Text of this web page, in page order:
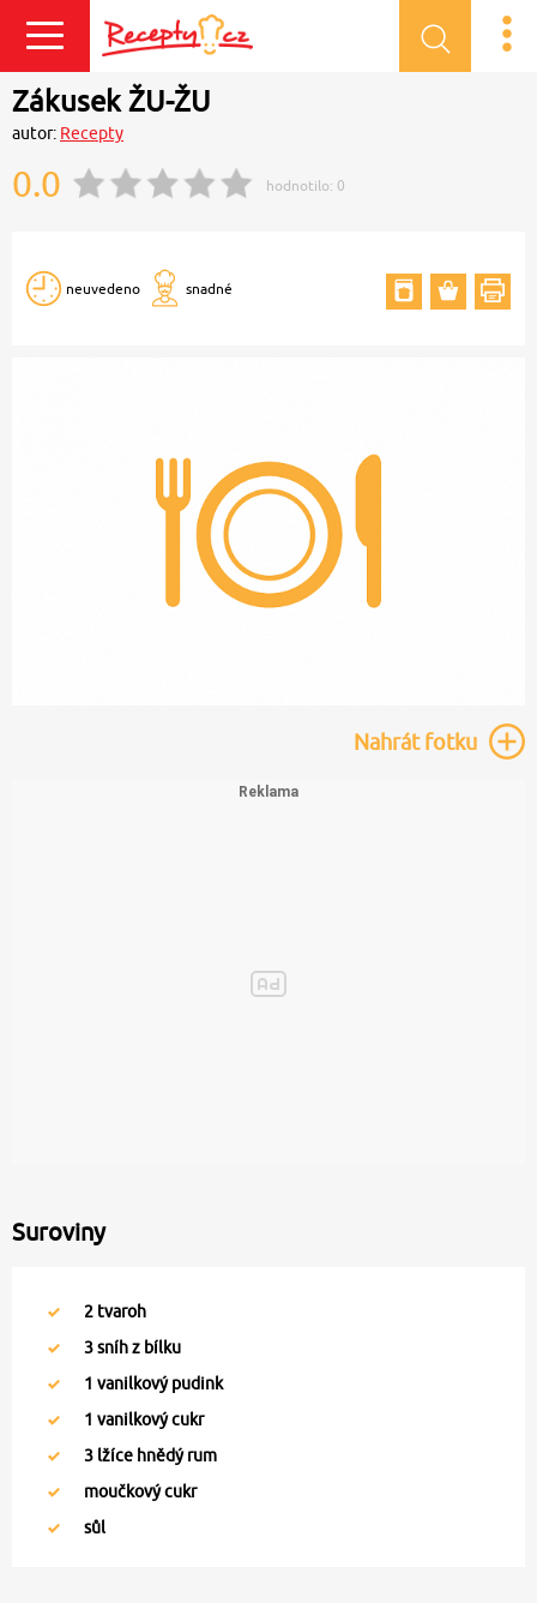
Přihlásit se
Zákusek ŽU-ŽU
autor: Recepty
0.0 hodnotilo: 0
neuvedeno snadné
Nahrátfotku
Suroviny
2 tvaroh
3sníh z bílku
1 vanilkový pudink
1 vanilkový cukr
3 lžíce hnědý rum
moučkový cukr
sůl